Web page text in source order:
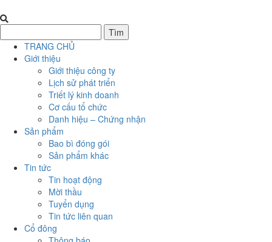
TRANG CHỦ
Giới thiệu
Giới thiệu công ty
Lịch sử phát triển
Triết lý kinh doanh
Cơ cấu tổ chức
Danh hiệu – Chứng nhận
Sản phẩm
Bao bì đóng gói
Sản phẩm khác
Tin tức
Tin hoạt động
Mời thầu
Tuyển dụng
Tin tức liên quan
Cổ đông